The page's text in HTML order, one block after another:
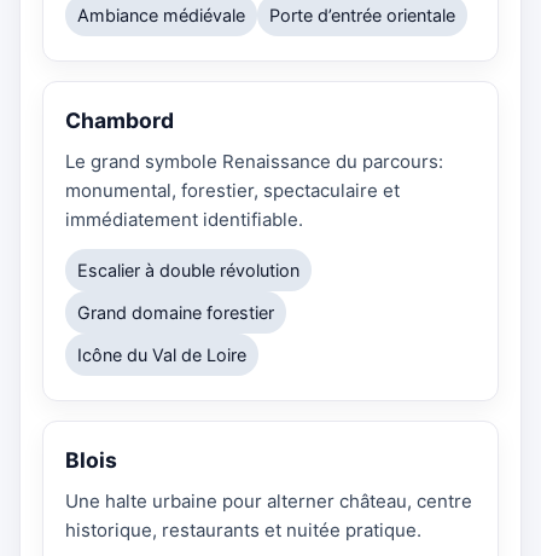
Ambiance médiévale Porte d’entrée orientale
Chambord
Le grand symbole Renaissance du parcours:
monumental, forestier, spectaculaire et
immédiatement identifiable.
Escalier à double révolution
Grand domaine forestier
Icône du Val de Loire
Blois
Une halte urbaine pour alterner château, centre
historique, restaurants et nuitée pratique.